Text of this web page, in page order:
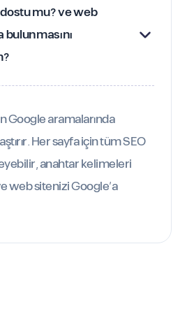
mu? ve web
Google aramalarında
Her sayfa için tüm SEO
anahtar kelimeleri
web sitenizi Google’a